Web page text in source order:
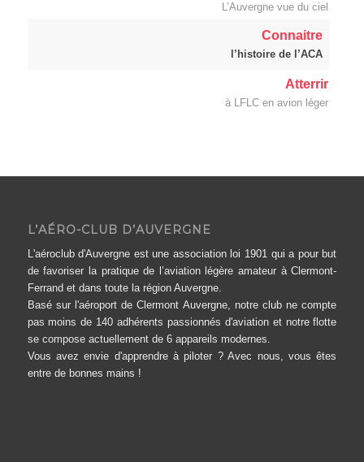
L’Auvergne vue du ciel
Connaitre
l’histoire de l’ACA
Atterrir
à LFLC en avion léger
L’AÉRO-CLUB D’AUVERGNE
L'aéroclub d'Auvergne est une association loi 1901 qui a pour but
de favoriser la pratique de l’aviation légère amateur à Clermont-
Ferrand et dans toute la région Auvergne.
Basé sur l'aéroport de Clermont Auvergne, notre club ne compte
pas moins de 140 adhérents passionnés d'aviation et notre flotte
se compose actuellement de 6 appareils modernes.
Vous avez envie d'apprendre à piloter ? Avec nous, vous êtes
entre de bonnes mains !